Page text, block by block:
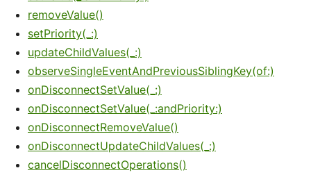
removeValue()
setPriority(_:)
updateChildValues(_:)
observeSingleEventAndPreviousSiblingKey(of:)
onDisconnectSetValue(_:)
onDisconnectSetValue(_:andPriority:)
onDisconnectRemoveValue()
onDisconnectUpdateChildValues(_:)
cancelDisconnectOperations()